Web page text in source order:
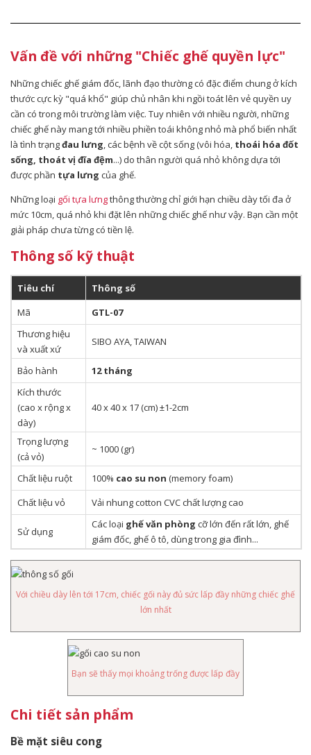
Vấn đề với những "Chiếc ghế quyền lực"
Những chiếc ghế giám đốc, lãnh đạo thường có đặc điểm chung ở kích
thước cực kỳ "quá khổ" giúp chủ nhân khi ngồi toát lên vẻ quyền uy
cần có trong môi trường làm việc. Tuy nhiên với nhiều người, những
chiếc ghế này mang tới nhiều phiền toái không nhỏ mà phổ biến nhất
là tình trạngđau lưng, các bệnh về cột sống (vôi hóa, thoái hóa đốt
sống, thoát vị đĩa đệm...) do thân người quá nhỏ không dựa tới
được phần tựa lưng của ghế.
Những loại gối tựa lưngthông thường chỉ giới hạn chiều dày tối đa ở
mức 10cm, quá nhỏ khi đặt lên những chiếc ghế như vậy. Bạn cần một
giải pháp chưa từng có tiền lệ.
Thông số kỹ thuật
Tiêu chí
Thông số
Mã
GTL-07
Thương hiệu
và xuất xứ
SIBO AYA, TAIWAN
Bảo hành
12 tháng
Kích thước
(cao x rộng x
dày)
40 x 40 x 17 (cm) ±1-2cm
Trọng lượng
(cả vỏ)
~ 1000 (gr)
Chất liệu ruột 100% cao su non (memory foam)
Chất liệu vỏ
Vải nhung cotton CVC chất lượng cao
Sử dụng
Các loại ghế văn phòng cỡ lớn đến rất lớn, ghế
giám đốc, ghế ô tô, dùng trong gia đình...
Với chiều dày lên tới 17cm, chiếc gối này đủ sức lấp đầy những chiếc ghế
lớn nhất
Bạn sẽ thấy mọi khoảng trống được lấp đầy
Chi tiết sản phẩm
Bề mặt siêu cong